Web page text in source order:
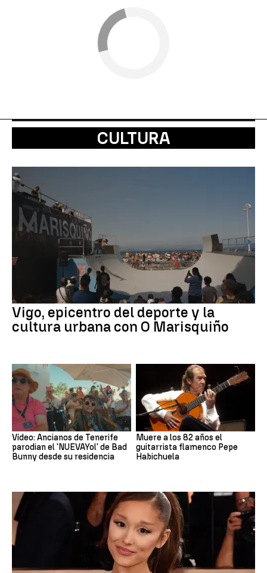
CULTURA
Vigo, epicentro del deporte y la
cultura urbana con O Marisquiño
Vídeo: Ancianos de Tenerife
parodian el 'NUEVAYol' de Bad
Bunny desde su residencia
Muere a los 82 años el
guitarrista flamenco Pepe
Habichuela